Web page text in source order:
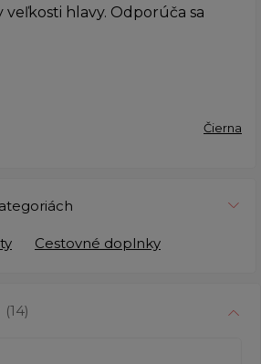
hlavy. Odporúča sa
Čierna
Cestovné doplnky
(14)